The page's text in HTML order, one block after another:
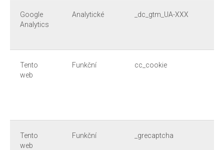
Google
Analytics
Analytické _dc_gtm_UA-XXX
Tento
web
Funkční cc_cookie
Tento
web
Funkční _grecaptcha